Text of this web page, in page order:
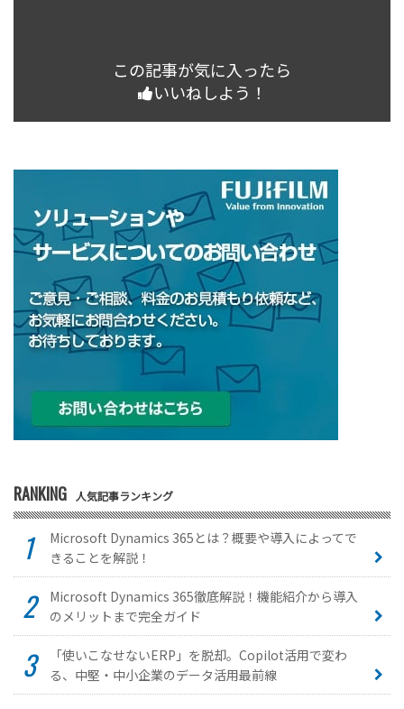
この記事が気に入ったら
いいねしよう！
RANKING 人気記事ランキング
Microsoft Dynamics 365とは？概要や導入によってで
きることを解説！
Microsoft Dynamics 365徹底解説！機能紹介から導入
のメリットまで完全ガイド
「使いこなせないERP」を脱却。Copilot活用で変わ
る、中堅・中小企業のデータ活用最前線